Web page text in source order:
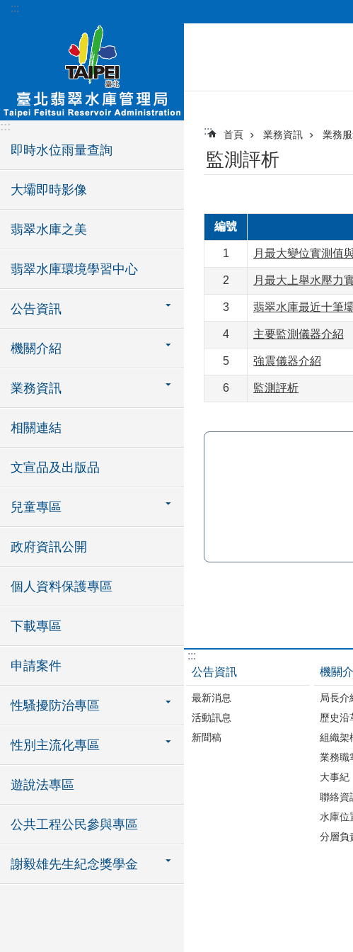
跳到主要內容區塊
:::
:::
即時水位雨量查詢
大壩即時影像
翡翠水庫之美
翡翠水庫環境學習中心
公告資訊
機關介紹
業務資訊
相關連結
文宣品及出版品
兒童專區
政府資訊公開
個人資料保護專區
下載專區
申請案件
性騷擾防治專區
性別主流化專區
遊說法專區
公共工程公民參與專區
謝毅雄先生紀念獎學金
::: 首頁 業務資訊 業務
監測評析
編號
1 月最大變位實測值
2 月最大上舉水壓力
3 翡翠水庫最近十筆
4 主要監測儀器介紹
5 強震儀器介紹
6 監測評析
:::
公告資訊
最新消息
活動訊息
新聞稿
機關
局長介
歷史沿
組織架
業務職
大事紀
聯絡資
水庫位
分層負